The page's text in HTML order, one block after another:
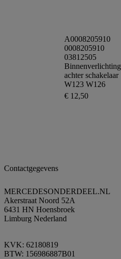
A0008205910
0008205910
03812505
Binnenverlichting
achter schakelaar
W123 W126
€ 12,50
Contactgegevens
MERCEDESONDERDEEL.NL
Akerstraat Noord 52A
6431 HN Hoensbroek
Limburg Nederland
KVK: 62180819
BTW: 156986887B01